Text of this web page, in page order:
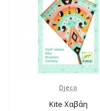
Djeco
Kite Χαβάη